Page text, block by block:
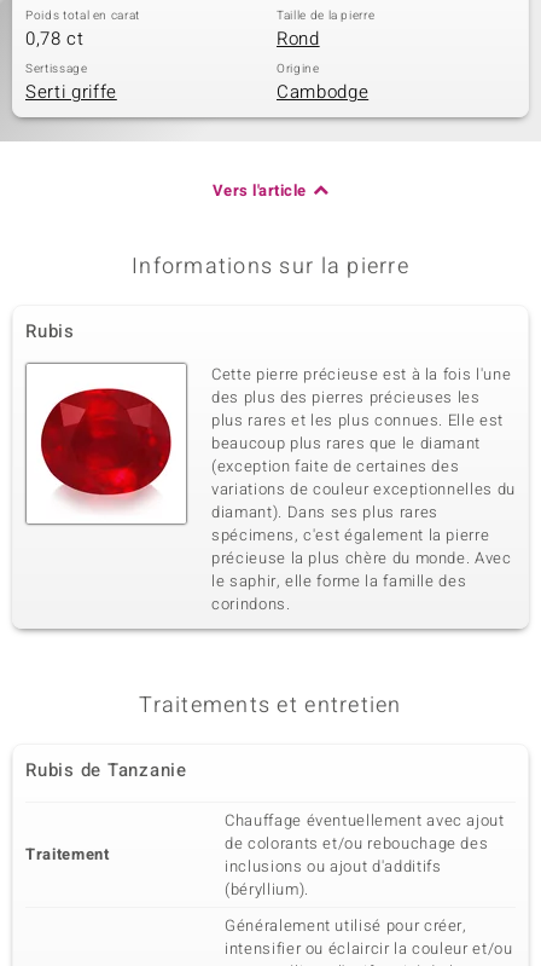
Poids total en carat
0,78 ct
Taille de la pierre
Rond
Sertissage
Serti griffe
Origine
Cambodge
Vers l'article
Informations sur la pierre
Rubis
Cette pierre précieuse est à la fois l'une
des plus des pierres précieuses les
plus rares et les plus connues. Elle est
beaucoup plus rares que le diamant
(exception faite de certaines des
variations de couleur exceptionnelles du
diamant). Dans ses plus rares
spécimens, c'est également la pierre
précieuse la plus chère du monde. Avec
le saphir, elle forme la famille des
corindons.
Traitements et entretien
Rubis de Tanzanie
Traitement
Chauffage éventuellement avec ajout
de colorants et/ou rebouchage des
inclusions ou ajout d'additifs
(béryllium).
Généralement utilisé pour créer,
intensifier ou éclaircir la couleur et/ou